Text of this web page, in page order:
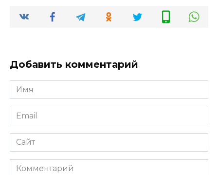
Добавить комментарий
Имя
*
Email
*
Сайт
Комментарий